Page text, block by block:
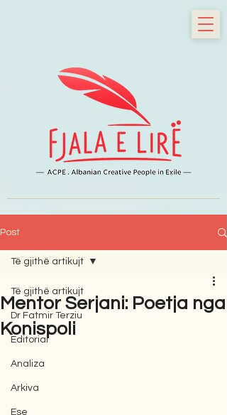
Post
Të gjithë artikujt
Dr Fatmir Terziu
Editorial
Analiza
Arkiva
Ese
Të gjithë artikujt
Mentor Serjani: Poetja nga
Konispoli